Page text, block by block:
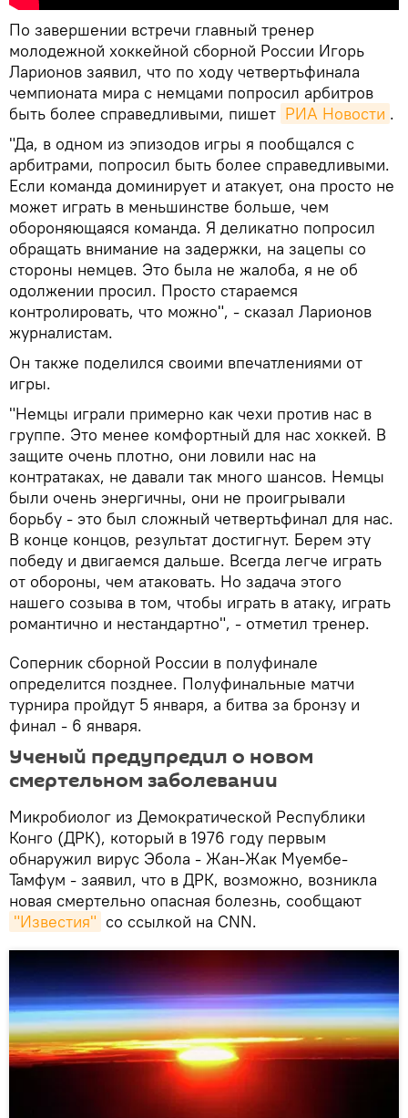
По завершении встречи главный тренер
молодежной хоккейной сборной России Игорь
Ларионов заявил, что по ходу четвертьфинала
чемпионата мира с немцами попросил арбитров
быть более справедливыми, пишет РИА Новости .
"Да, в одном из эпизодов игры я пообщался с
арбитрами, попросил быть более справедливыми.
Если команда доминирует и атакует, она просто не
может играть в меньшинстве больше, чем
обороняющаяся команда. Я деликатно попросил
обращать внимание на задержки, на зацепы со
стороны немцев. Это была не жалоба, я не об
одолжении просил. Просто стараемся
контролировать, что можно", - сказал Ларионов
журналистам.
Он также поделился своими впечатлениями от
игры.
"Немцы играли примерно как чехи против нас в
группе. Это менее комфортный для нас хоккей. В
защите очень плотно, они ловили нас на
контратаках, не давали так много шансов. Немцы
были очень энергичны, они не проигрывали
борьбу - это был сложный четвертьфинал для нас.
В конце концов, результат достигнут. Берем эту
победу и двигаемся дальше. Всегда легче играть
от обороны, чем атаковать. Но задача этого
нашего созыва в том, чтобы играть в атаку, играть
романтично и нестандартно", - отметил тренер.
Соперник сборной России в полуфинале
определится позднее. Полуфинальные матчи
турнира пройдут 5 января, а битва за бронзу и
финал - 6 января.
Ученый предупредил о новом
смертельном заболевании
Микробиолог из Демократической Республики
Конго (ДРК), который в 1976 году первым
обнаружил вирус Эбола - Жан-Жак Муембе-
Тамфум - заявил, что в ДРК, возможно, возникла
новая смертельно опасная болезнь, сообщают
"Известия" со ссылкой на CNN.